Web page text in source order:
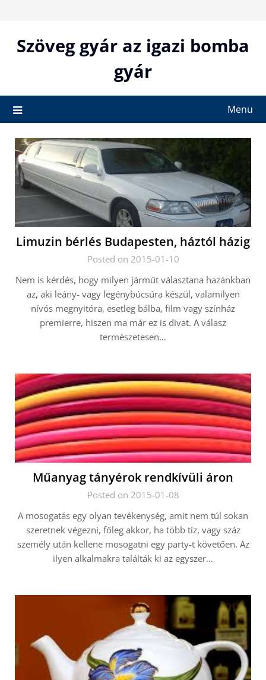
contentSzöveg gyár az igazi bomba
gyár
Menu
Limuzin bérlés Budapesten, háztól házig
Posted on 2015-01-10
Nem is kérdés, hogy milyen járműt választana hazánkban
az, aki leány- vagy legénybúcsúra készül, valamilyen
nívós megnyitóra, esetleg bálba, film vagy színház
premierre, hiszen ma már ez is divat. A válasz
természetesen…
Műanyag tányérok rendkívüli áron
Posted on 2015-01-08
A mosogatás egy olyan tevékenység, amit nem túl sokan
szeretnek végezni, főleg akkor, ha több tíz, vagy száz
személy után kellene mosogatni egy party-t követően. Az
ilyen alkalmakra találták ki az egyszer…